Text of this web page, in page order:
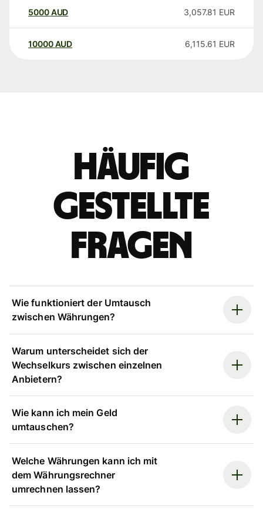
5000AUD 3,057.81 EUR
10000 AUD 6,115.61 EUR
Häufig
gestellte
Fragen
Wie funktioniert der Umtausch
zwischen Währungen?
Warum unterscheidet sich der
Wechselkurs zwischen einzelnen
Anbietern?
Wie kann ich mein Geld
umtauschen?
Welche Währungen kann ich mit
dem Währungsrechner
umrechnen lassen?